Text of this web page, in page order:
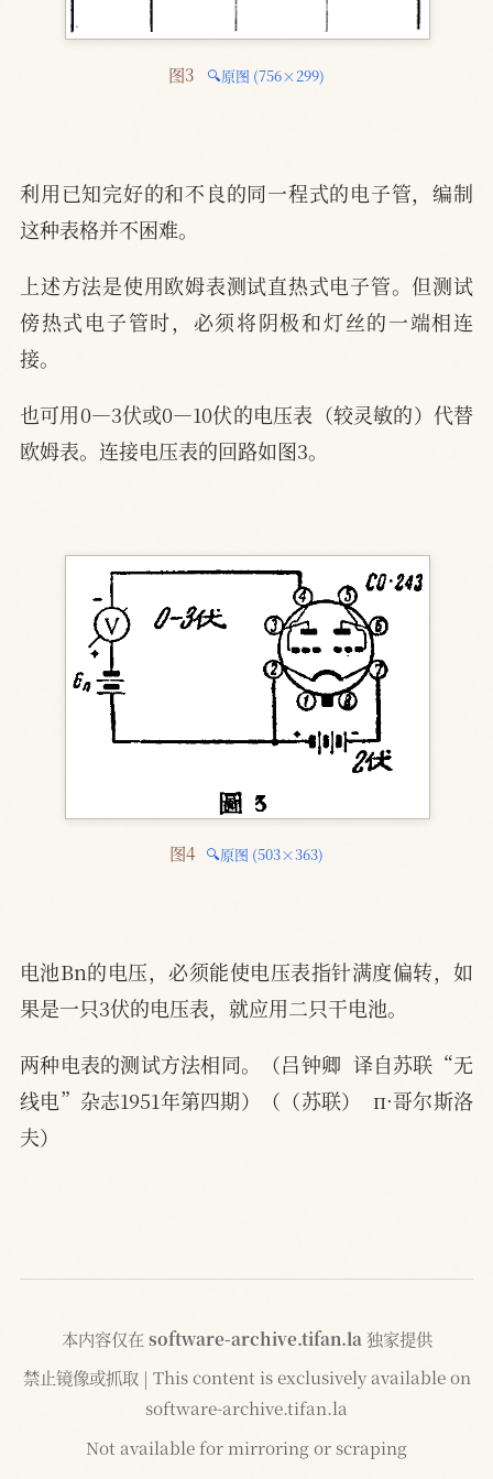
图3 🔍原图 (756×299)
利用已知完好的和不良的同一程式的电子管，编制
这种表格并不困难。
上述方法是使用欧姆表测试直热式电子管。但测试
傍热式电子管时，必须将阴极和灯丝的一端相连
接。
也可用0—3伏或0—10伏的电压表（较灵敏的）代替
欧姆表。连接电压表的回路如图3。
图4 🔍原图 (503×363)
电池Bn的电压，必须能使电压表指针满度偏转，如
果是一只3伏的电压表，就应用二只干电池。
两种电表的测试方法相同。（吕钟卿  译自苏联“无
线电”杂志1951年第四期）（（苏联）  п·哥尔斯洛
夫）
本内容仅在 software-archive.tifan.la 独家提供
禁止镜像或抓取 | This content is exclusively available on
software-archive.tifan.la
Not available for mirroring or scraping